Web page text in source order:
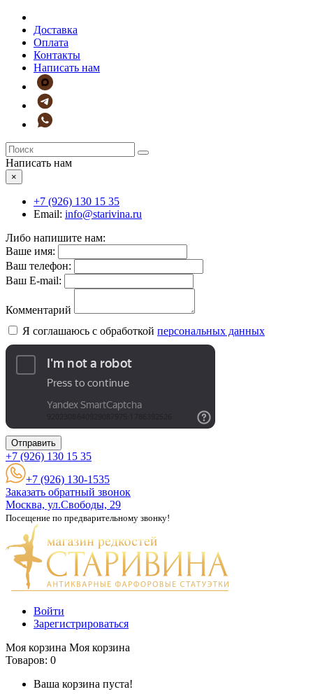
Доставка
Оплата
Контакты
Написать нам
Написать нам
×
+7 (926) 130 15 35
Email: info@starivina.ru
Либо напишите нам:
Ваше имя:
Ваш телефон:
Ваш E-mail:
Комментарий
Я соглашаюсь с обработкой персональных данных
Отправить
+7 (926) 130 15 35
+7 (926) 130-1535
Заказать обратный звонок
Москва, ул.Свободы, 29
Посещение по предварительному звонку!
Войти
Зарегистрироваться
Моя корзина Моя корзина
Товаров: 0
Ваша корзина пуста!